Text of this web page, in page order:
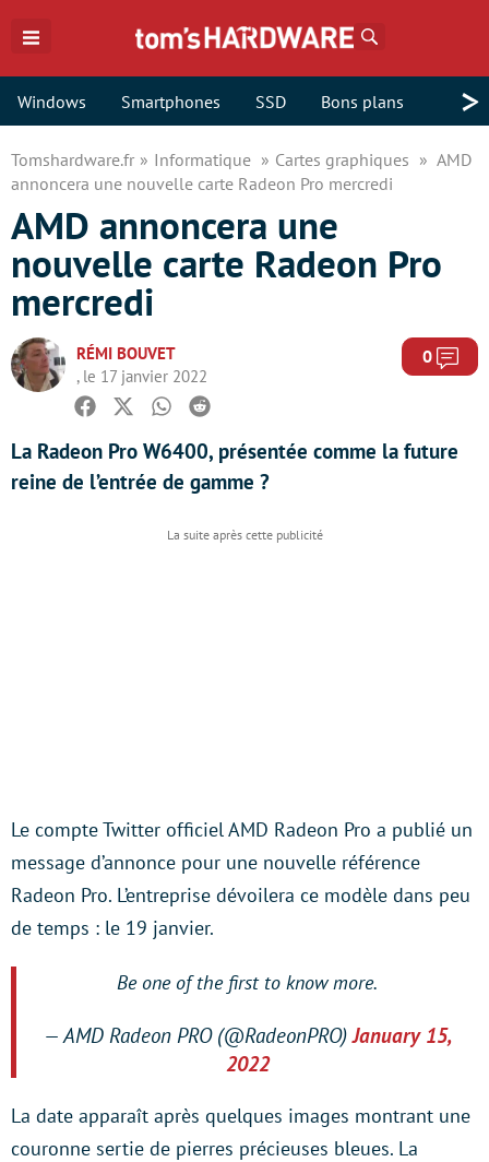
Windows Smartphones SSD Bons plans >
Tomshardware.fr Informatique Cartes graphiques
AMD
annoncera une nouvelle carte Radeon Pro mercredi
AMD annoncera une
nouvelle carte Radeon Pro
mercredi
RÉMI BOUVET
, le 17 janvier 2022
0
Facebook
TwitterWhatsapp
Reddit
La Radeon Pro W6400, présentée comme la future
reine de l’entrée de gamme ?
Le compte Twitter officiel AMD Radeon Pro a publié un
message d’annonce pour une nouvelle référence
Radeon Pro. L’entreprise dévoilera ce modèle dans peu
de temps : le 19 janvier.
Be one of the first to know more.
— AMD Radeon PRO (@RadeonPRO)January 15,
2022
La date apparaît après quelques images montrant une
couronne sertie de pierres précieuses bleues. La